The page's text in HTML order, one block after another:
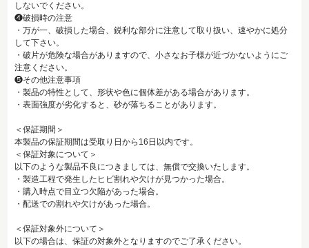
しないでください。
❹破損時の注意
・万が一、破損した場合、鋭利な部分に注意して取り扱い、速やかに処分
して下さい。
・破片が危険な場合がありますので、小さなお子様が近づかないようにご
注意ください。
❺その他注意事項
・製品の特性として、形状や色に個体差がある場合があります。
・表面強度が劣化すると、砂が落ちることがあります。
＜保証期間＞
本製品の保証期間は受取り日から16日以内です。
＜保証対象について＞
以下のような製品不良につきましては、無償で交換いたします。
・製造工程で発生したヒビ割れや欠けが見つかった場合。
・購入時点で目立つ欠陥があった場合。
・配送での割れや欠けがあった場合。
＜保証対象外について＞
以下の場合は、保証の対象外となりますのでご了承ください。